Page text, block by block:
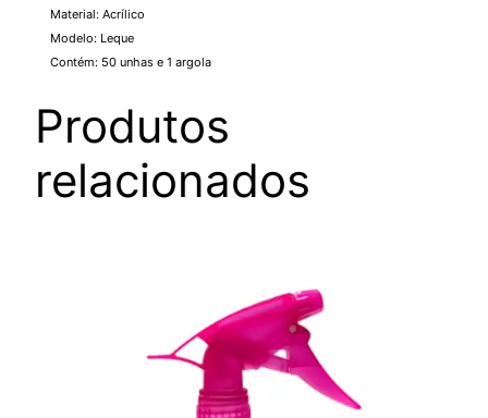
Material: Acrílico
Modelo: Leque
Contém: 50 unhas e 1 argola
Produtos
relacionados